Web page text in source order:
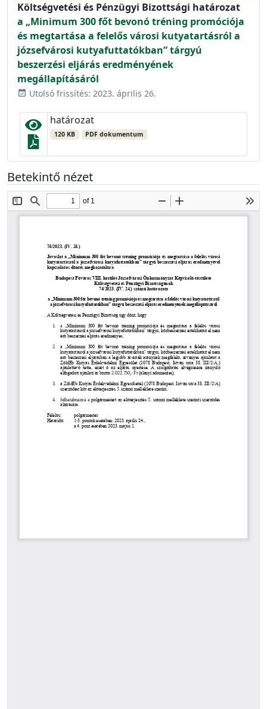
Költségvetési és Pénzügyi Bizottsági határozat
a „Minimum 300 főt bevonó tréning promóciója
és megtartása a felelős városi kutyatartásról a
józsefvárosi kutyafuttatókban” tárgyú
beszerzési eljárás eredményének
megállapításáról
event_available Utolsó frissítés: 2023. április 26.
határozat
120 KB PDF dokumentum
Betekintő nézet